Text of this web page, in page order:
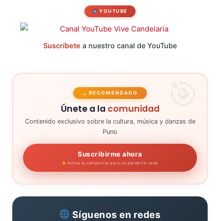
YOUTUBE
Suscríbete a nuestro canal de YouTube
RECOMENDADO
Únete a la comunidad
Contenido exclusivo sobre la cultura, música y danzas de
Puno
Suscribirme ahora
Activa la campanita para no perderte nada
Síguenos en redes